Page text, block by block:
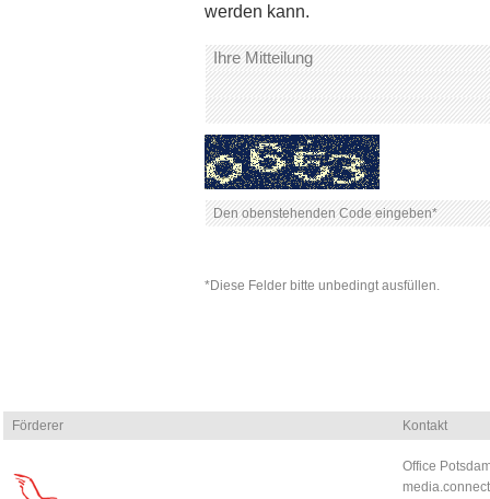
werden kann.
*Diese Felder bitte unbedingt ausfüllen.
Förderer Kontakt
Office
media.connect